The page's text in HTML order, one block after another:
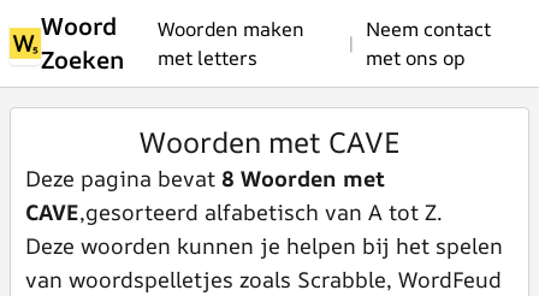
Woord
Zoeken
Woorden maken
met letters
|
Neem contact
met ons op
Woorden met CAVE
Deze pagina bevat 8 Woorden met
CAVE,gesorteerd alfabetisch van A tot Z.
Deze woorden kunnen je helpen bij het spelen
van woordspelletjes zoals Scrabble, WordFeud